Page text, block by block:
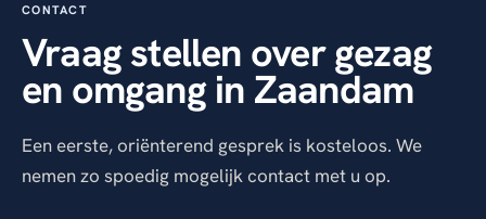
CONTACT
Vraag stellen over gezag
en omgang in Zaandam
Een eerste, oriënterend gesprek is kosteloos. We
nemen zo spoedig mogelijk contact met u op.